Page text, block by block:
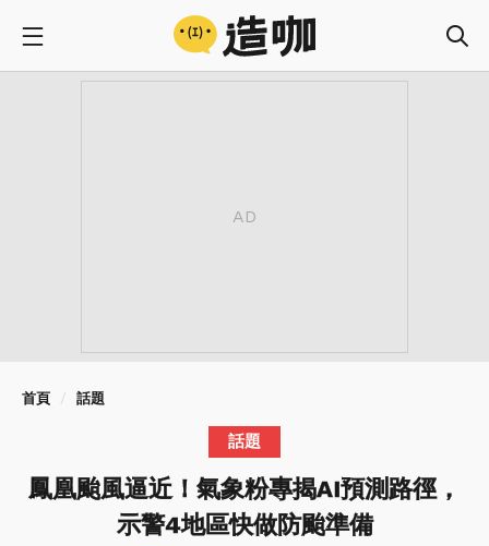
首頁 話題
話題
鳳凰颱風逼近！氣象粉專揭AI預測路徑，
示警4地區快做防颱準備